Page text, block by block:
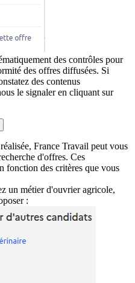
des contrôles pour
des offres diffusées. Si
des contenus
le signaler en cliquant sur
France Travail peut vous
d'offres. Ces
fonction des critères que vous
un métier d'ouvrier agricole,
: